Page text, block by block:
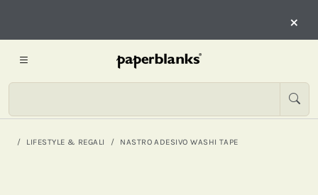
×
LIFESTYLE & REGALI NASTRO ADESIVO WASHI TAPE